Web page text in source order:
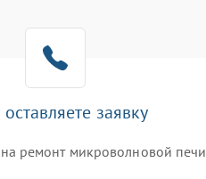
заявку
на ремонт микроволновой печи